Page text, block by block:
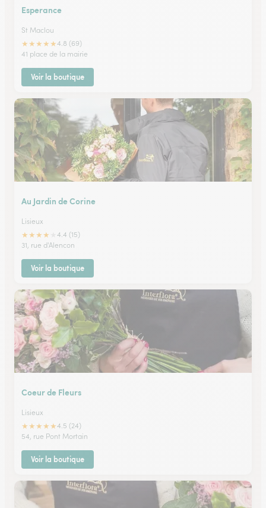
Esperance
St Maclou
★★★★★4.8 (69)
41 place de la mairie
Voir la boutique
Au Jardin de Corine
Lisieux
★★★★
4.4 (15)
31, rue d'Alencon
Voir la boutique
Coeur de Fleurs
Lisieux
★★★★★4.5 (24)
54, rue Pont Mortain
Voir la boutique